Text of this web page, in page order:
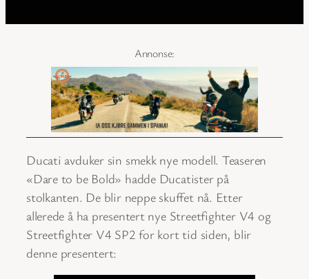
Ducati avduker sin smekk nye modell. Teaseren
«Dare to be Bold» hadde Ducatister på
stolkanten. De blir neppe skuffet nå. Etter
allerede å ha presentert nye Streetfighter V4 og
Streetfighter V4 SP2 for kort tid siden, blir
denne presentert: